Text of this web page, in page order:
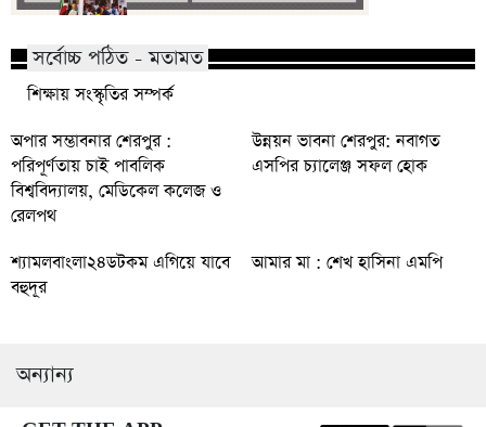
সর্বোচ্চ পঠিত - মতামত
শিক্ষায় সংস্কৃতির সম্পর্ক
অপার সম্ভাবনার শেরপুর :
পরিপূর্ণতায় চাই পাবলিক
বিশ্ববিদ্যালয়, মেডিকেল কলেজ ও
রেলপথ
উন্নয়ন ভাবনা শেরপুর: নবাগত
এসপির চ্যালেঞ্জ সফল হোক
শ্যামলবাংলা২৪ডটকম এগিয়ে যাবে
বহুদূর
আমার মা : শেখ হাসিনা এমপি
অন্যান্য